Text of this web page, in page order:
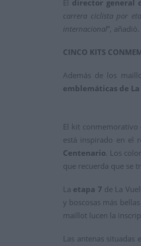
El director general
carrera ciclista por
internacional”, añadió.
CINCO KITS
Además de los
emblemáticas de La
El kit conmemorativo
está inspirado en el
Centenario. Los
que recuerda que se
La etapa 7 de La
y boscosas más
maillot lucen la
Las antenas situadas